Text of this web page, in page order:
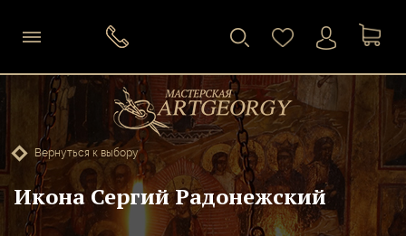
Вернуться к выбору
Икона Сергий Радонежский